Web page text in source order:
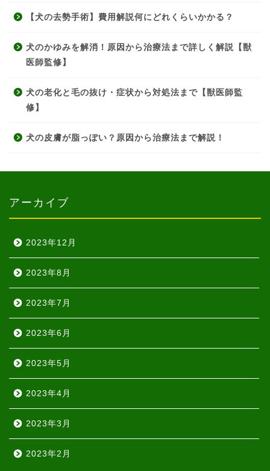
【犬の去勢手術】費用解説何にどれくらいかかる？
犬のかゆみを解消！原因から治療法まで詳しく解説【獣
医師監修】
犬の老化と毛の抜け・症状から対処法まで【獣医師監
修】
犬の皮膚が脂っぽい？原因から治療法まで解説！
アーカイブ
2023年12月
2023年8月
2023年7月
2023年6月
2023年5月
2023年4月
2023年3月
2023年2月